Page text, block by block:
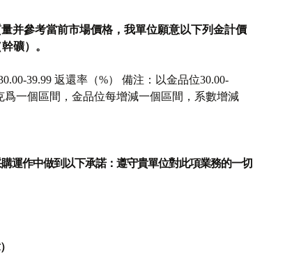
并參考當前市場價格，我單位願意以下列金計價
礦）。
39.99 返還率（%） 備注：以金品位30.00-
爲一個區間，金品位每增減一個區間，系數增減
運作中做到以下承諾：遵守貴單位對此項業務的一切